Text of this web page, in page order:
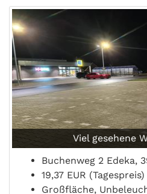
Viel gesehene
Buchenweg 2 Edeka,
19,37 EUR (Tagespreis)
Großfläche,